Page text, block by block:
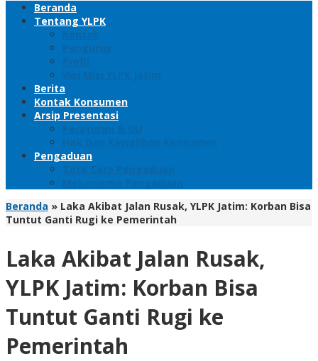
Beranda
Tentang YLPK
Kontak
Pengurus
Profil
Visi Misi YLPK Jatim
Berita
Kontak Konsumen
Arsip Presentasi
Peraturan & UU
Hak Dan Kewajiban Konsumen
Pengaduan
Tata Cara Pengaduan
Mekanisme Pengaduan
Beranda » Laka Akibat Jalan Rusak, YLPK Jatim: Korban Bisa
Tuntut Ganti Rugi ke Pemerintah
Laka Akibat Jalan Rusak,
YLPK Jatim: Korban Bisa
Tuntut Ganti Rugi ke
Pemerintah